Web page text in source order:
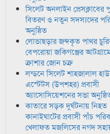
সিলেট অনলাইন প্রেসক্লাবের
বিতরণ ও নতুন সদস্যদের
অনুষ্ঠিত
লোভাছড়ার জব্দকৃত পাথর
বেপরোয়া জকিগঞ্জের
ক্রাশার জোন চক্র
লন্ডনে সিলেট শাহজালাল
এস্টেটস (উপশহর) প্রবাসী
অ্যাসোসিয়েশনের সভা
কাতারে সড়ক দুর্ঘটনায় নিহত
কানাইঘাটের প্রবাসী পাঁচ
খেলাফত মজলিসের নগদ